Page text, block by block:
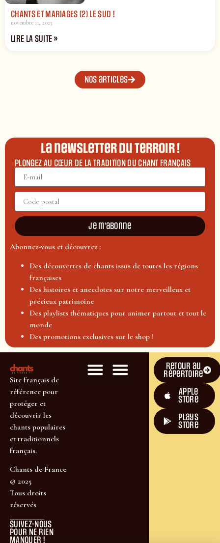
CHANTS ET MARIAGES (2) LE SUD !
novembre 11, 2025
LIRE LA SUITE »
Nos articles
La newsletter du terroir !
PLONGEZ AU CŒUR DE LA TRADITION DU CHANT FRANÇAIS
Je m'abonne
Abonnez-vous et découvrez :
Des découvertes de chants issus de toutes les régions
françaises
Des histoires et anecdotes sur notre merveilleux et
précieux patrimoine
Des playlists thématiques pour animer partout et tout le
monde
Des promotions exclusives sur le shop !
Site français de
référence pour
protéger et
découvrir les
chants populaires
et traditionnels
français.
Chants de France
© 2025
Tous droits
réservés
SUIVEZ-NOUS
POUR NE RIEN
MANQUER !
Retour au
répertoire
Apple
Store
plays
store